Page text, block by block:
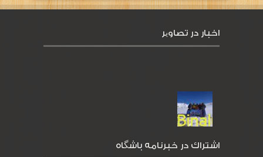
اخبار در تصاویر
اشتراك در خبرنامه باشگاه